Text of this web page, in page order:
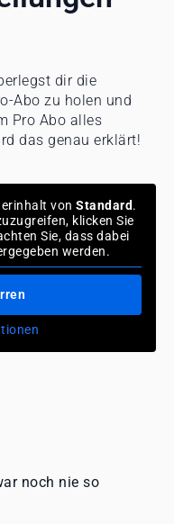
dir die
Abo zu holen und
Pro Abo alles
das genau erklärt!
von Standard.
klicken Sie
Sie, dass dabei
werden.
noch nie so